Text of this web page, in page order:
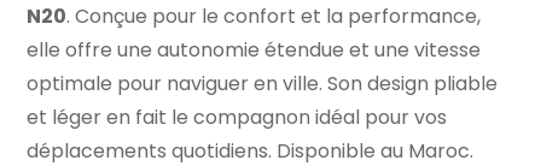
N20. Conçue pour le confort et la performance,
elle offre une autonomie étendue et une vitesse
optimale pour naviguer en ville. Son design pliable
et léger en fait le compagnon idéal pour vos
déplacements quotidiens. Disponible au Maroc.